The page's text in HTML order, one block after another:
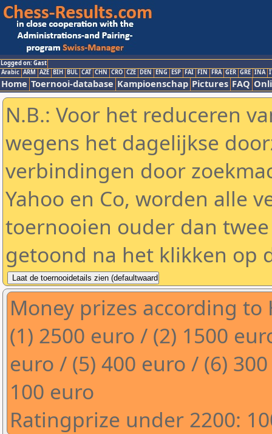
Logged on: Gast
Arabic ARM AZE BIH BUL CAT CHN CRO CZE DEN ENG ESP FAI FIN FRA GER GRE INA
Home Toernooi-database Kampioenschap Pictures FAQ
N.B.: Voor het reduceren
wegens het dagelijkse
verbindingen door
Yahoo en Co, worden alle
toernooien ouder dan
getoond na het klikken op
Money prizes according to
(1) 2500 euro / (2) 1500
euro / (5) 400 euro / (6)
100 euro
Ratingprize under 2200: